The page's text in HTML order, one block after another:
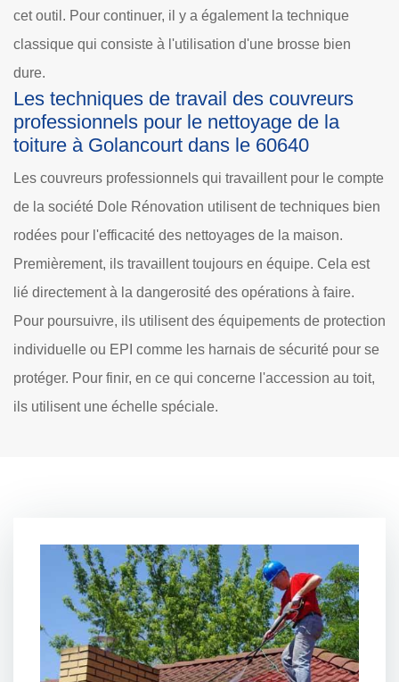
cet outil. Pour continuer, il y a également la technique
classique qui consiste à l'utilisation d'une brosse bien
dure.
Les techniques de travail des couvreurs
professionnels pour le nettoyage de la
toiture à Golancourt dans le 60640
Les couvreurs professionnels qui travaillent pour le compte
de la société Dole Rénovation utilisent de techniques bien
rodées pour l'efficacité des nettoyages de la maison.
Premièrement, ils travaillent toujours en équipe. Cela est
lié directement à la dangerosité des opérations à faire.
Pour poursuivre, ils utilisent des équipements de protection
individuelle ou EPI comme les harnais de sécurité pour se
protéger. Pour finir, en ce qui concerne l'accession au toit,
ils utilisent une échelle spéciale.